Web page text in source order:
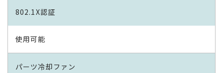
802.1X認証
使用可能
パーツ冷却ファン